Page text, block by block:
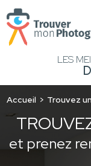
LES
Accueil Trouvez
et prenez